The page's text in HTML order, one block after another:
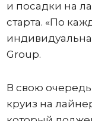
и посадки на
старта. «По
Group.
В свою
круиз на